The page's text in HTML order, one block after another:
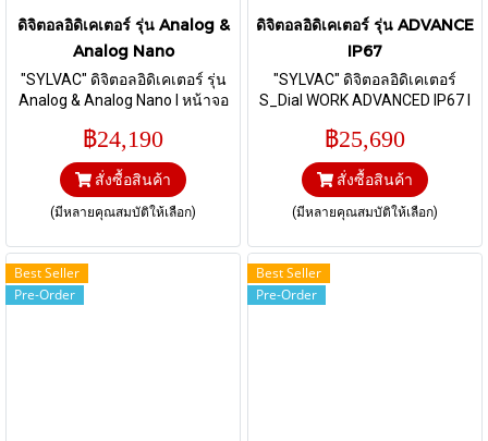
ดิจิตอลอิดิเคเตอร์ รุ่น Analog &
Analog Nano
"SYLVAC" ดิจิตอลอิดิเคเตอร์ รุ่น
Analog & Analog Nano I หน้าจอ
และ 25 mm I ความละเอียด 0.001
และ 0.0001 มิลลิเมตร
฿24,190
สั่งซื้อสินค้า
(มีหลายคุณสมบัติให้เลือก)
ดิจิตอลอิดิเคเตอร์ รุ่น ADVANCE
IP67
"SYLVAC" ดิจิตอลอิดิเคเตอร์
S_Dial WORK ADVANCED IP67 I
25 และ 50 มิลลิเมตร I ส่งข้อมูล
ผ่านสาย Proximity
฿25,690
สั่งซื้อสินค้า
(มีหลายคุณสมบัติให้เลือก)
Best Seller
Pre-Order
Best Seller
Pre-Order